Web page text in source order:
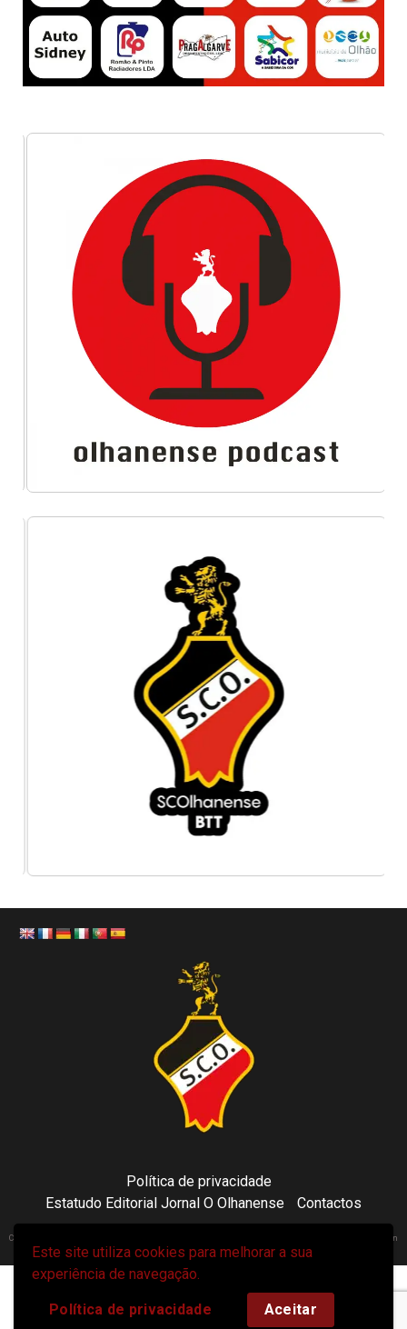
Este site utiliza cookies para melhorar a sua
experiência de navegação.
Política de privacidade Aceitar
Política de privacidade
Estatudo Editorial Jornal O Olhanense
Contactos
Copyright 2021 © Sporting Clube Olhanense - All rights reserved | Adapted by Tecni24.com | Hosted on
ToonsDomain.com |Newspherepor AF themes.